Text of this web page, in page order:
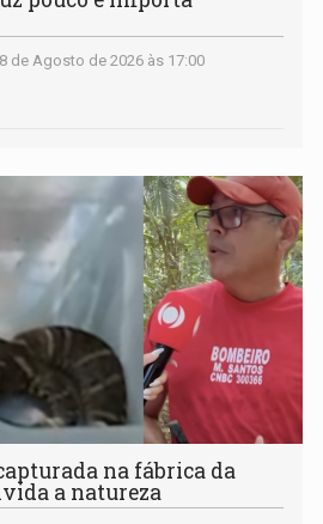
de Agosto de 2026 às 17:00
na fábrica da
a natureza